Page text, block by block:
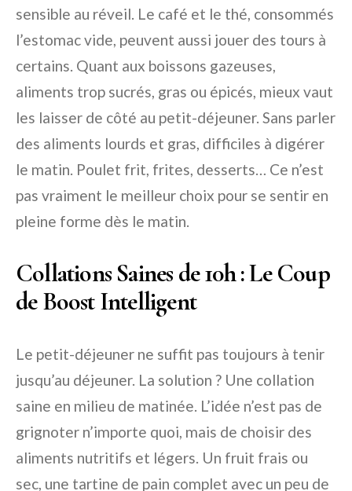
sensible au réveil. Le café et le thé, consommés
l’estomac vide, peuvent aussi jouer des tours à
certains. Quant aux boissons gazeuses,
aliments trop sucrés, gras ou épicés, mieux vaut
les laisser de côté au petit-déjeuner. Sans parler
des aliments lourds et gras, difficiles à digérer
le matin. Poulet frit, frites, desserts… Ce n’est
pas vraiment le meilleur choix pour se sentir en
pleine forme dès le matin.
Collations Saines de 10h : Le Coup
de Boost Intelligent
Le petit-déjeuner ne suffit pas toujours à tenir
jusqu’au déjeuner. La solution ? Une collation
saine en milieu de matinée. L’idée n’est pas de
grignoter n’importe quoi, mais de choisir des
aliments nutritifs et légers. Un fruit frais ou
sec, une tartine de pain complet avec un peu de